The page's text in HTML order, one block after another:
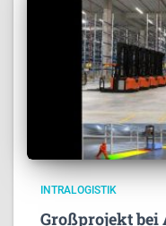
INTRALOGISTIK
Großprojekt bei